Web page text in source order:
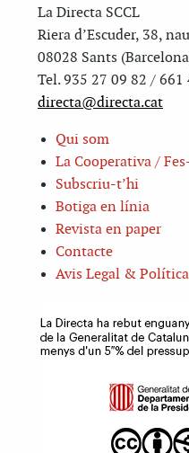
La Directa SCCL
Riera d’Escuder, 38,
08028 Sants
Tel. 935 27 09 82 / 661
directa@directa.cat
Qui som
La Cooperativa /
Subscriu-t’hi
Botiga en línia
Revista en paper
Contacte
Avis Legal &